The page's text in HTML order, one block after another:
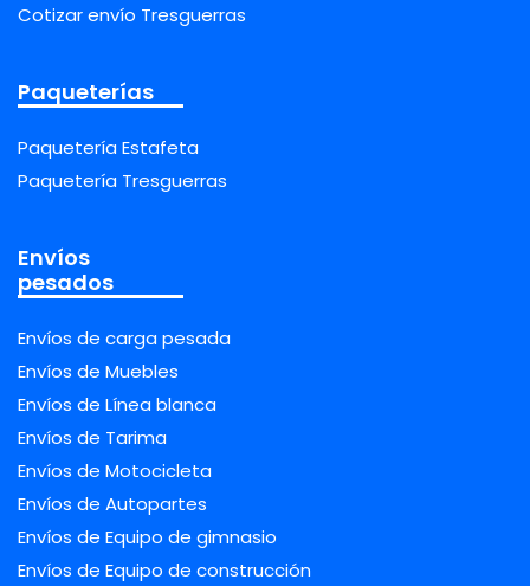
Cotizar envío Tresguerras
Paqueterías
Paquetería Estafeta
Paquetería Tresguerras
Envíos
pesados
Envíos de carga pesada
Envíos de Muebles
Envíos de Línea blanca
Envíos de Tarima
Envíos de Motocicleta
Envíos de Autopartes
Envíos de Equipo de gimnasio
Envíos de Equipo de construcción